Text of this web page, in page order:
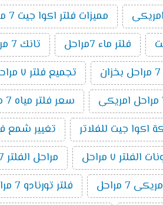
مميزات فلتر اكوا جيت 7 مراحل
فلتر ماء 7مراحل تانك 7 مراحل
تجميع فلتر ٧ مراحل
سعر فلتر مياه 7 مراحل تايوانى امريكي 2019
اكوا جيت للفلاتر تغيير شمع فلتر 7
الفلتر ٧ مراحل مراحل الفلتر 7 مراحل
7 مراحل فلتر تورنادو 7 مراحل